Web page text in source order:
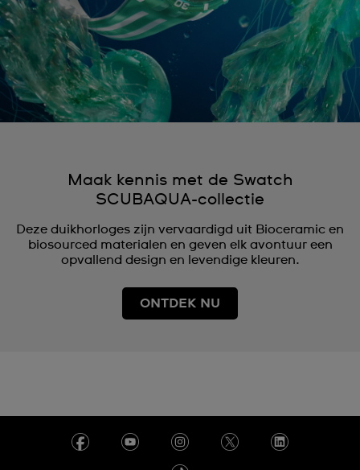
Maak kennis met de Swatch
SCUBAQUA-collectie
Deze duikhorloges zijn vervaardigd uit Bioceramic en
biosourced materialen en geven elk avontuur een
opvallend design en levendige kleuren.
ONTDEK NU